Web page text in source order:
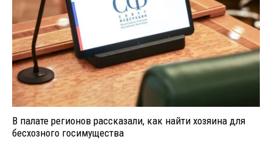
В палате регионов рассказали, как найти хозяина для
бесхозного госимущества